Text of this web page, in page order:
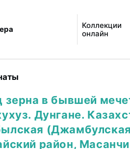
Коллекции
онлайн
зерна в бывшей
Дунгане.
район,